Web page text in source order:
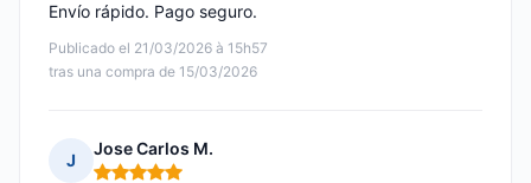
Publicado el 21/03/2026 à 15h57
tras una compra de 15/03/2026
Envío rápido. Pago seguro.
J
Jose Carlos M.